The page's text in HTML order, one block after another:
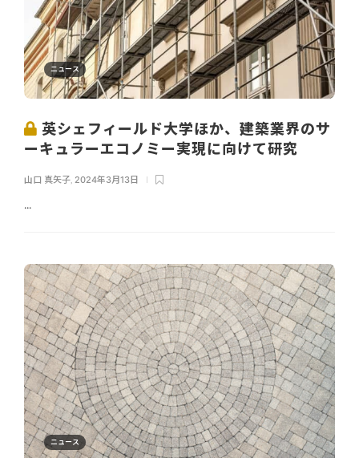
ニュース
英シェフィールド大学ほか、建築業界のサ
ーキュラーエコノミー実現に向けて研究
山口 真矢子 2024年3月13日
...
ニュース